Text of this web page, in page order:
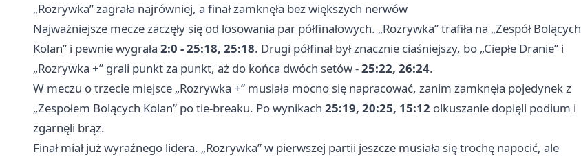
„Rozrywka” zagrała najrówniej, a finał zamknęła bez większych nerwów
Najważniejsze mecze zaczęły się od losowania par półfinałowych. „Rozrywka” trafiła na „Zespół Bolących
Kolan” i pewnie wygrała 2:0 - 25:18, 25:18. Drugi półfinał był znacznie ciaśniejszy, bo „Ciepłe Dranie” i
„Rozrywka +” grali punkt za punkt, aż do końca dwóch setów -25:22, 26:24.
W meczu o trzecie miejsce „Rozrywka +” musiała mocno się napracować, zanim zamknęła pojedynek z
„Zespołem Bolących Kolan” po tie-breaku. Po wynikach 25:19, 20:25, 15:12 olkuszanie dopięli podium i
zgarnęli brąz.
Finał miał już wyraźnego lidera. „Rozrywka” w pierwszej partii jeszcze musiała się trochę napocić, ale